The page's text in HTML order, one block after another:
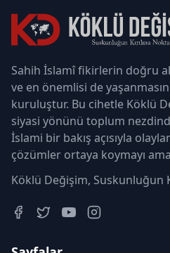
Sahih İslamî fikirlerin doğru
ve en önemlisi de
kuruluştur. Bu cihetle Köklü
siyasi yönünü toplum
İslami bir bakış açısıyla
çözümler ortaya koymayı
Köklü Değişim, Suskunluğun